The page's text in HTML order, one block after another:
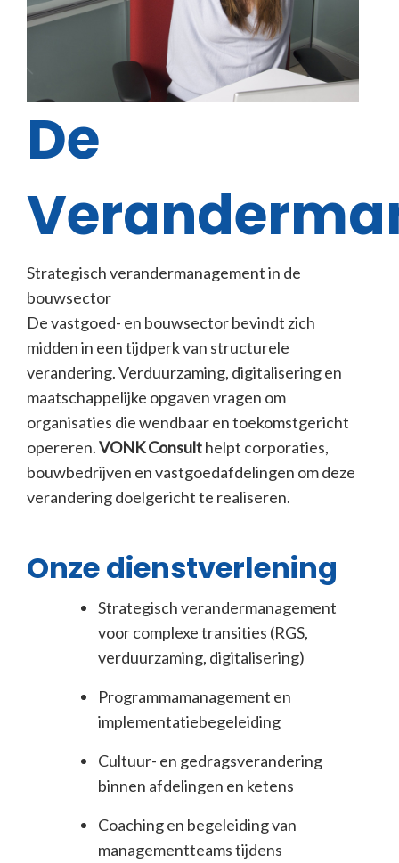
De
Strategisch verandermanagement in de
bouwsector
De vastgoed- en bouwsector bevindt zich
midden in een tijdperk van structurele
verandering. Verduurzaming, digitalisering en
maatschappelijke opgaven vragen om
organisaties die wendbaar en toekomstgericht
opereren.VONK Consulthelpt corporaties,
bouwbedrijven en vastgoedafdelingen om deze
verandering doelgericht te realiseren.
Onze dienstverlening
Strategisch verandermanagement
voor complexe transities (RGS,
verduurzaming, digitalisering)
Programmamanagement en
implementatiebegeleiding
Cultuur- en gedragsverandering
binnen afdelingen en ketens
Coaching en begeleiding van
managementteams tijdens